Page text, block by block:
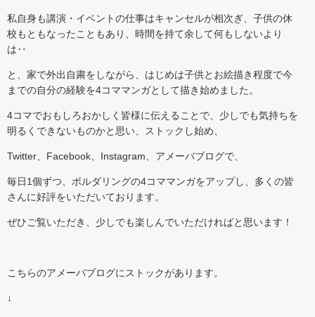
私自身も講演・イベントの仕事はキャンセルが相次ぎ、子供の休
校もともなったこともあり、時間を持て余して何もしないより
は‥
と、家で外出自粛をしながら、はじめは子供とお絵描き程度で今
までの自分の経験を4コママンガとして描き始めました。
4コマでおもしろおかしく皆様に伝えることで、少しでも気持ちを
明るくできないものかと思い、ストックし始め、
Twitter、Facebook、Instagram、アメーバブログで、
毎日1個ずつ、ボルダリングの4コママンガをアップし、多くの皆
さんに好評をいただいております。
ぜひご覧いただき、少しでも楽しんでいただければと思います！
こちらのアメーバブログにストックがあります。
↓